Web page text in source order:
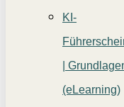
KI-
|
(eLearning)